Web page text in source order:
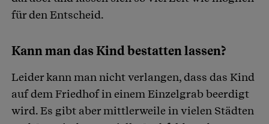
für den Entscheid.
Kann man das Kind bestatten lassen?
Leider kann man nicht verlangen, dass das Kind
auf dem Friedhof in einem Einzelgrab beerdigt
wird. Es gibt aber mittlerweile in vielen Städten